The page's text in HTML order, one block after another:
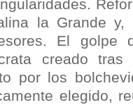
la Grande
El golpe
creado
por los
elegido,